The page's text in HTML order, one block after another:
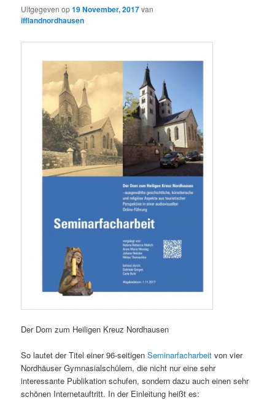
Uitgegeven op19 November, 2017van
ifflandnordhausen
Der Dom zum Heiligen Kreuz Nordhausen
So lautet der Titel einer 96-seitigen Seminarfacharbeit von vier
Nordhäuser Gymnasialschülern, die nicht nur eine sehr
interessante Publikation schufen, sondern dazu auch einen sehr
schönen Internetauftritt. In der Einleitung heißt es: